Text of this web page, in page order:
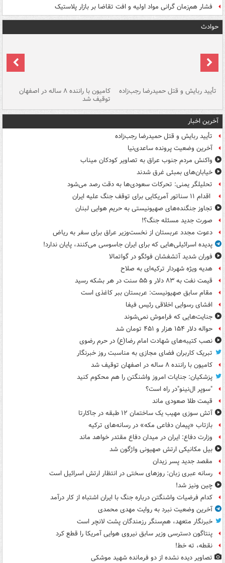
فشار هم‌زمان گرانی مواد اولیه و افت تقاضا بر بازار پلاستیک
حوادث
تأیید ربایش و قتل حمیدرضا رجب‌زاده کامیون با راننده ۸ ساله در اصفهان
توقیف شد
آخرین اخبار
تأیید ربایش و قتل حمیدرضا رجب‌زاده
آخرین وضعیت پرونده ساعدی‌نیا
واکنش مردم جنوب عراق به تصاویر کودکان میناب
خیابان‌های بمبئی غرق شدند
تحلیلگر یمنی: تحرکات سعودی‌ها به دقت رصد می‌شود
اقدام ۱۱ سناتور آمریکایی برای توقف جنگ علیه ایران
تجاوز جنگنده‌های صهیونیستی به حریم هوایی لبنان
صورت جدید مسئله جنگ؟!
دعوت مجدد عربستان از نخست‌وزیر عراق برای سفر به ریاض
پدیده اسرائیلی‌هایی که برای ایران جاسوسی می‌کنند، پایان ندارد!
فوران شدید آتشفشان فوئگو در گواتمالا
هدیه ویژه شهردار ترکیه‌ای به صلاح
قیمت نفت به ۸۳ دلار و ۵۵ سنت در هر بشکه رسید
مقام سابق صهیونیست: عربستان ببر کاغذی است
افشای رسوایی اخلاقی رئیس فیفا
جنایت‌هایی که فراموش نمی‌شوند
حواله دلار ۱۵۴ هزار و ۴۵۱ تومان شد
نصب کتیبه‌های شهادت امام رضا(ع) در حرم رضوی
تبریک کاربران فضای مجازی به مناسبت روز خبرنگار
کامیون با راننده ۸ ساله در اصفهان توقیف شد
پزشکیان: جنایات امروز واشنگتن را هم محکوم کنید
"سوپر ال‌نینو"در راه است؟
قیمت طلا صعودی ماند
آتش سوزی مهیب یک ساختمان ۱۲ طبقه در جاکارتا
بازتاب «پیمان دفاعی مکه» در رسانه‌های ترکیه
وزارت دفاع: ایران در میدان دفاع مقتدر خواهد ماند
بیل مکانیکی ارتش صهیونی واژگون شد
مقصد جدید پسر زیدان
رسانه عبری زبان: روزهای سختی در انتظار ارتش اسرائیل است
چین ونیز شد!
کدام فرضیات واشنگتن درباره جنگ با ایران اشتباه از کار درآمد
آخرین وضعیت نبرد به روایت مهدی محمدی
خبرنگار متعهد، هم‌سنگر رزمندگان پشت لانچر است
پنتاگون دسترسی وزیر سابق نیروی هوایی آمریکا را قطع کرد
نقطه، ته خط!
تصاویر دیده‌ نشده از دو فرمانده شهید موشکی